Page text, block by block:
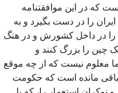
که در این موافقتنامه
را در دست بگیرد و به
را در داخل کشورش و در هنگ
چین را بزرگ کنند و
ما معلوم نیست که از چه موقع
باقی مانده است که حکومت